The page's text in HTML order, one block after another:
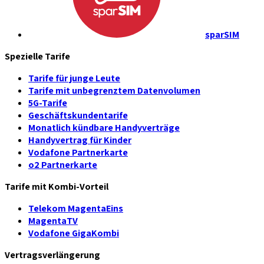
sparSIM
Spezielle Tarife
Tarife für junge Leute
Tarife mit unbegrenztem Datenvolumen
5G-Tarife
Geschäftskundentarife
Monatlich kündbare Handyverträge
Handyvertrag für Kinder
Vodafone Partnerkarte
o2 Partnerkarte
Tarife mit Kombi-Vorteil
Telekom MagentaEins
MagentaTV
Vodafone GigaKombi
Vertragsverlängerung